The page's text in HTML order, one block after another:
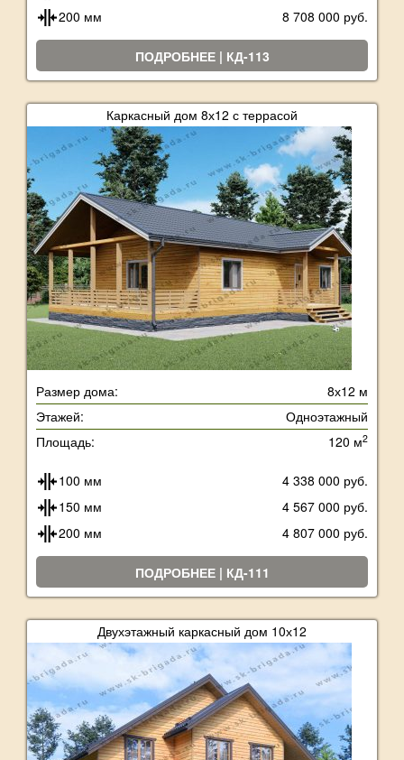
200 мм
8 708 000 руб.
ПОДРОБНЕЕ | КД-113
Каркасный дом 8х12 с террасой
Размер дома:
8х12 м
Этажей:
Одноэтажный
Площадь:
120 м2
100 мм
4 338 000 руб.
150 мм
4 567 000 руб.
200 мм
4 807 000 руб.
ПОДРОБНЕЕ | КД-111
Двухэтажный каркасный дом 10х12